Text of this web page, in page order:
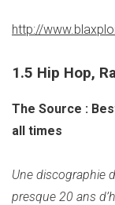
http://
1.5 Hip Hop,
The Source :
all times
Une discographie
presque 20 ans